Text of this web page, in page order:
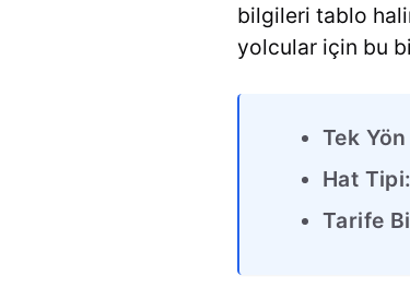
bilgileri tablo
yolcular için bu
Tek
Hat Tipi:
Tarife